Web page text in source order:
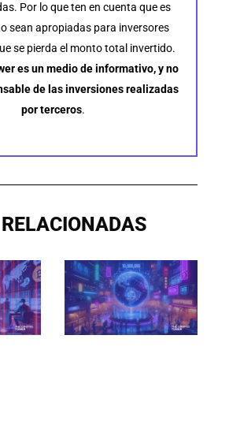
Por lo que ten en cuenta que es
sean apropiadas para inversores
se pierda el monto total invertido.
es un medio de informativo, y no
de las inversiones realizadas
por terceros.